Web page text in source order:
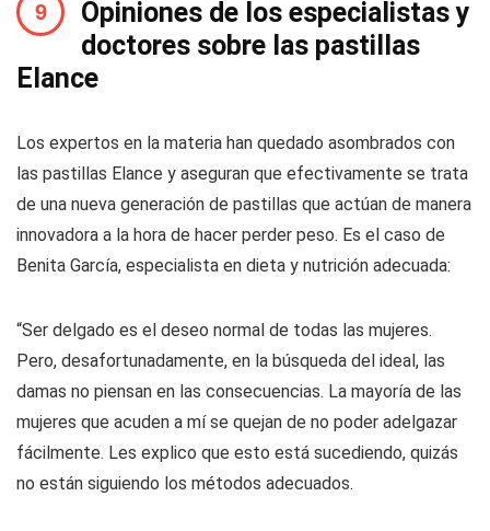
Opiniones de los especialistas y
doctores sobre las pastillas
Elance
Los expertos en la materia han quedado asombrados con
las pastillas Elance y aseguran que efectivamente se trata
de una nueva generación de pastillas que actúan de manera
innovadora a la hora de hacer perder peso. Es el caso de
Benita García, especialista en dieta y nutrición adecuada:
“Ser delgado es el deseo normal de todas las mujeres.
Pero, desafortunadamente, en la búsqueda del ideal, las
damas no piensan en las consecuencias. La mayoría de las
mujeres que acuden a mí se quejan de no poder adelgazar
fácilmente. Les explico que esto está sucediendo, quizás
no están siguiendo los métodos adecuados.